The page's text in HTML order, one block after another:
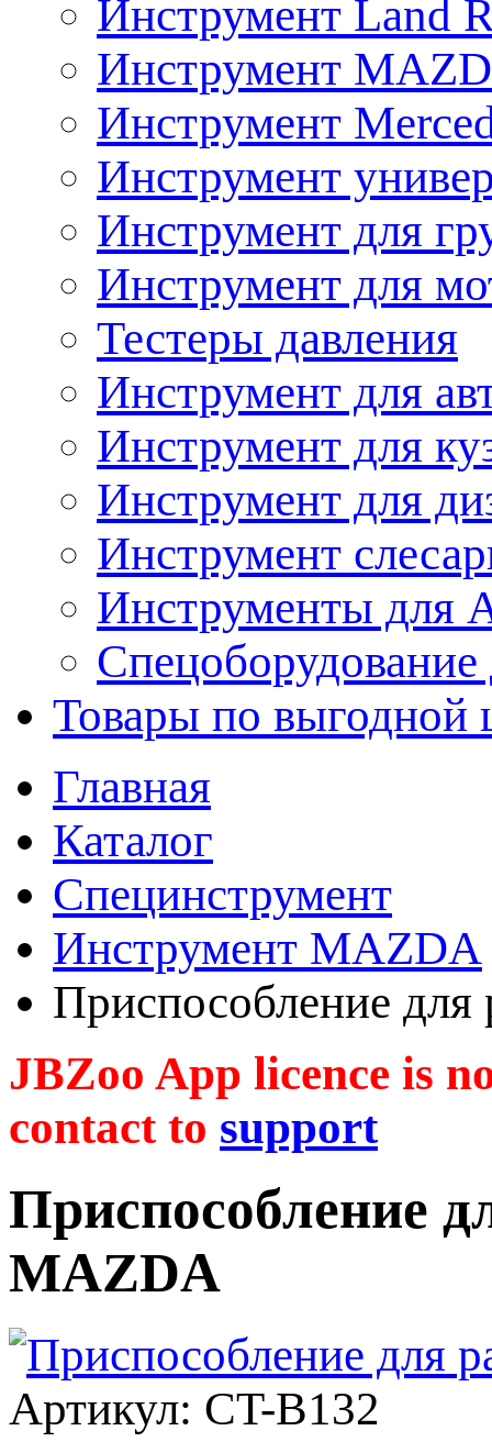
Инструмент Land
Инструмент
Инструмент
Инструмент
Инструмент для
Инструмент для
Тестеры давления
Инструмент для
Инструмент для
Инструмент для
Инструмент
Инструменты
Спецоборудование
Товары по выгодной
Главная
Каталог
Специнструмент
Инструмент MAZDA
Приспособление для
JBZoo App licence is
contact to support
Приспособление
MAZDA
Артикул: CT-B132